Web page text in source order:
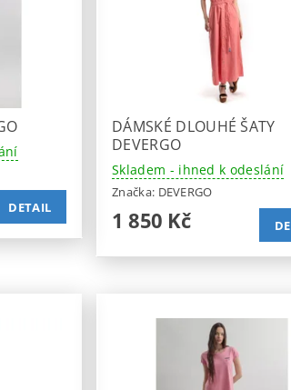
DETAIL
DÁMSKÉ DLOUHÉ ŠATY
DEVERGO
Skladem - ihned k odeslání
Značka: DEVERGO
1 850 Kč